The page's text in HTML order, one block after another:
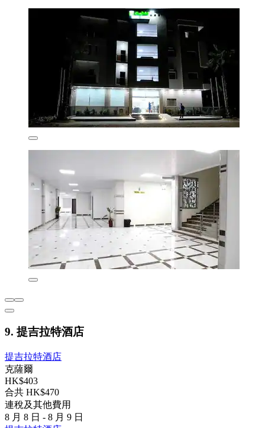
9. 提吉拉特酒店
提吉拉特酒店
克薩爾
HK$403
合共 HK$470
連稅及其他費用
8 月 8 日 - 8 月 9 日